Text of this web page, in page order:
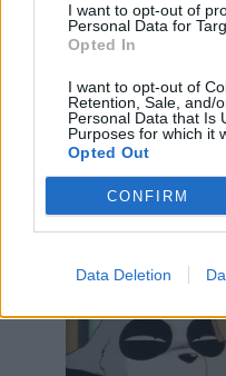
I want to opt-out of
Personal Data for
Opted In
I want to opt-out of
Retention, Sale, and/
Personal Data that Is
Purposes for which it
Opted Out
CONFIRM
Data Deletion
20 Giugno 2023 alle ore 13:30
·Ti stimo
Enricokaso:Ciaooo
20 Giugno 2023 alle ore 13:32
Ti stimo
Ugrok:Insisto.